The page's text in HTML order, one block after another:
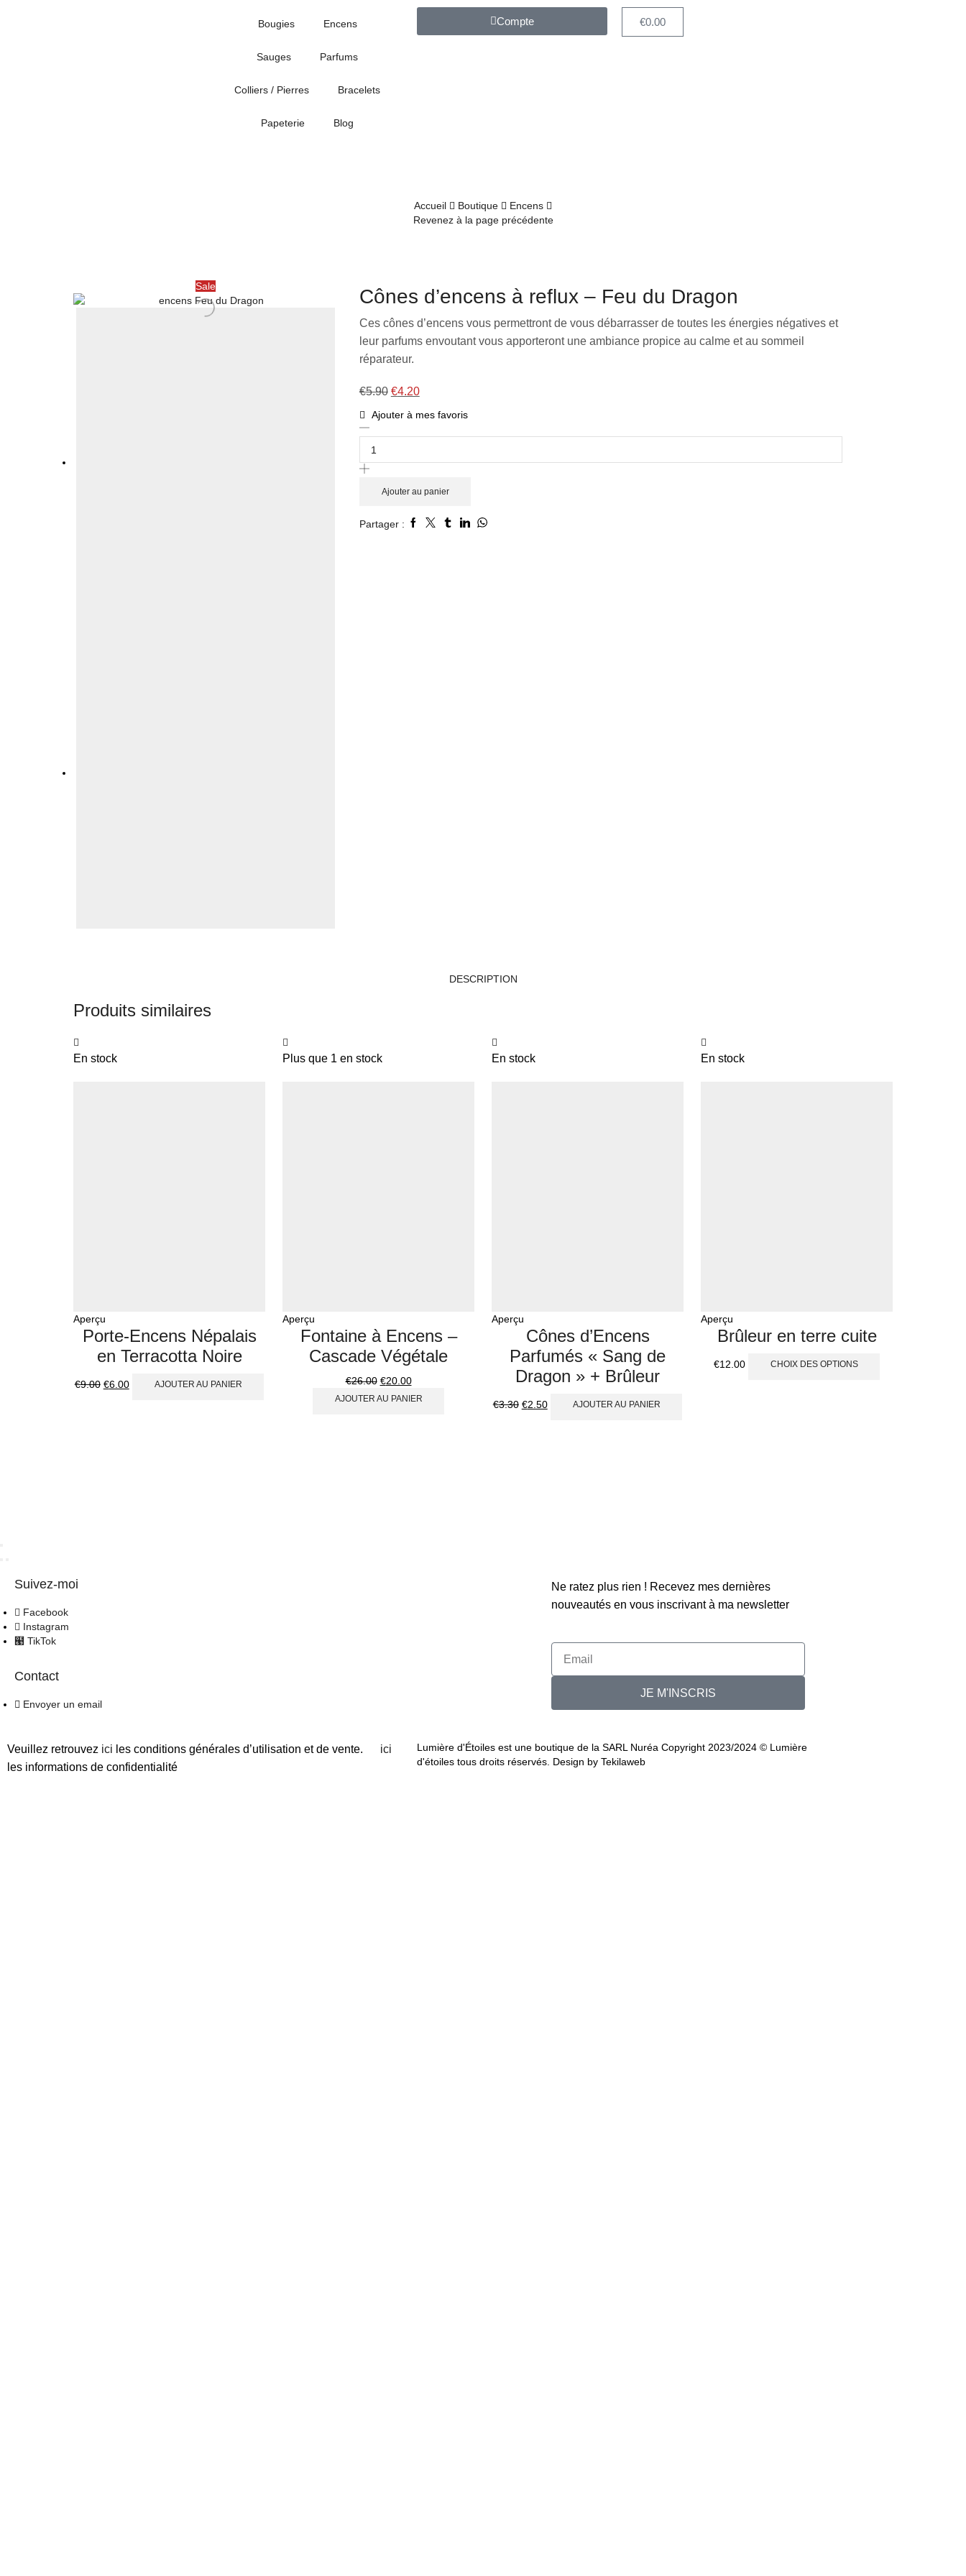
Bougies Encens
Sauges Parfums
Colliers / Pierres Bracelets
Papeterie Blog
Compte €0.00
Accueil Boutique
Encens
Revenez à la page précédente
Sale Cônes d’encens à reflux – Feu du Dragon
Ces cônes d’encens vous permettront de vous débarrasser de toutes les énergies négatives et
leur parfums envoutant vous apporteront une ambiance propice au calme et au sommeil
réparateur.
€5.90 €4.20
Ajouter à mes favoris
Ajouter au panier
Partager :
DESCRIPTION
Produits similaires
En stock
Aperçu
Porte-Encens Népalais
en Terracotta Noire
€9.00 €6.00 AJOUTER AU PANIER
Plus que 1 en stock
Aperçu
Fontaine à Encens –
Cascade Végétale
€26.00 €20.00
AJOUTER AU PANIER
En stock
Aperçu
Cônes d’Encens
Parfumés « Sang de
Dragon » + Brûleur
€3.30 €2.50 AJOUTER AU PANIER
En stock
Aperçu
Brûleur en terre cuite
€12.00 CHOIX DES OPTIONS
Suivez-moi
Facebook
Instagram
TikTok
Contact
Envoyer un email
Ne ratez plus rien ! Recevez mes dernières
nouveautés en vous inscrivant à ma newsletter
JE M'INSCRIS
Veuillez retrouvez ici les conditions générales d’utilisation et de vente. ici
les informations de confidentialité
Lumière d'Étoiles est une boutique de la SARL Nuréa Copyright 2023/2024 © Lumière
d'étoiles tous droits réservés. Design by Tekilaweb